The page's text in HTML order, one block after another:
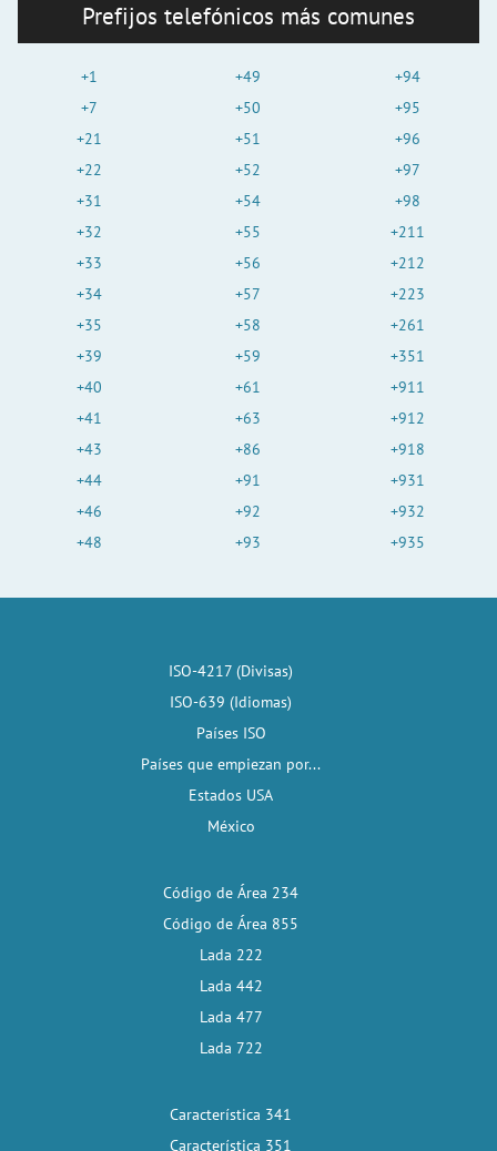
Prefijos telefónicos más comunes
+1
+7
+21
+22
+31
+32
+33
+34
+35
+39
+40
+41
+43
+44
+46
+48
+49
+50
+51
+52
+54
+55
+56
+57
+58
+59
+61
+63
+86
+91
+92
+93
+94
+95
+96
+97
+98
+211
+212
+223
+261
+351
+911
+912
+918
+931
+932
+935
ISO-4217 (Divisas)
ISO-639 (Idiomas)
Países ISO
Países que empiezan por...
Estados USA
México
Código de Área 234
Código de Área 855
Lada 222
Lada 442
Lada 477
Lada 722
Característica 341
Característica 351